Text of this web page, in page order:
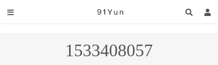
1533408057